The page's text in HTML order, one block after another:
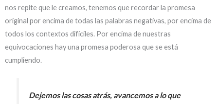
nos repite que le creamos, tenemos que recordar la promesa
original por encima de todas las palabras negativas, por encima de
todos los contextos difíciles. Por encima de nuestras
equivocaciones hay una promesa poderosa que se está
cumpliendo.
Dejemos las cosas atrás, avancemos a lo que